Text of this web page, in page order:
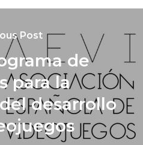
Post
de
para la
desarrollo